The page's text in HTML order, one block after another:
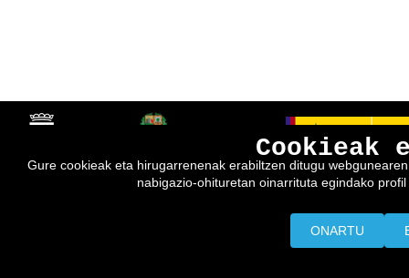
Cookieak
Gure cookieak eta hirugarrenenak erabiltzen ditugu
nabigazio-ohituretan oinarrituta egindako
ONARTU